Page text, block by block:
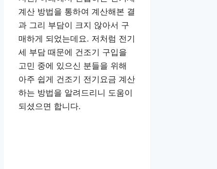
계산 방법을 통하여 계산해본 결
과 그리 부담이 크지 않아서 구
매하게 되었는데요. 저처럼 전기
세 부담 때문에 건조기 구입을
고민 중에 있으신 분들을 위해
아주 쉽게 건조기 전기요금 계산
하는 방법을 알려드리니 도움이
되셨으면 합니다.